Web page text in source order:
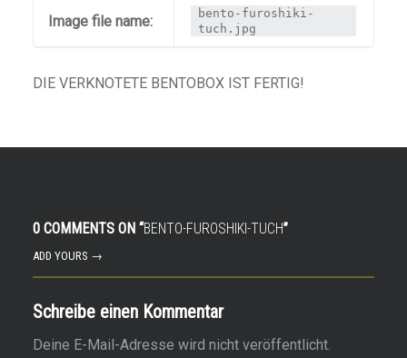
Image file name:
bento-furoshiki-
tuch.jpg
DIE VERKNOTETE BENTOBOX IST FERTIG!
0 COMMENTS ON “BENTO-FUROSHIKI-TUCH”
ADD YOURS →
Schreibe einen Kommentar
Deine E-Mail-Adresse wird nicht veröffentlicht.